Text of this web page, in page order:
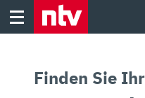
Skip
Finden Sie